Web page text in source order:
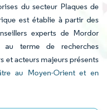
du secteur Plaques de
est établie à partir des
experts de Mordor
terme de recherches
et acteurs majeurs présents
au Moyen-Orient et en